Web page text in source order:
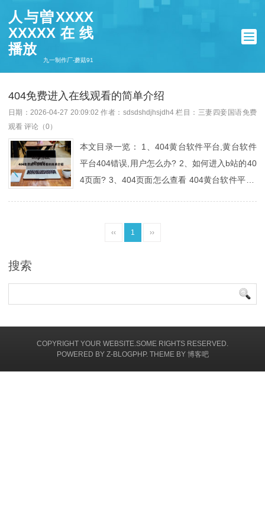
人与曽XXXX
XXXXX在线
播放
九一制作厂-蘑菇91
404免费进入在线观看的简单介绍
日期：2026-04-27 20:09:02 作者：sdsdshdjhsjdh4 栏目： 三妻四妾国语免费
观看 评论（0）
本文目录一览： 1、404黄台软件平台,黄台软件
平台404错误,用户怎么办? 2、如何进入b站的40
4页面? 3、404页面怎么查看 404黄台软件平台,
向 对永久删除或迁移的页面，设置301重定向至
面，告知用户预计恢复时间。从长远来看，404
化和合法化。同时，要积极弘扬网络正能量，推
广健...
‹‹ 1 ››
搜索
COPYRIGHT YOUR WEBSITE.SOME RIGHTS RESERVED.
POWERED BY Z-BLOGPHP.THEME BY 博客吧